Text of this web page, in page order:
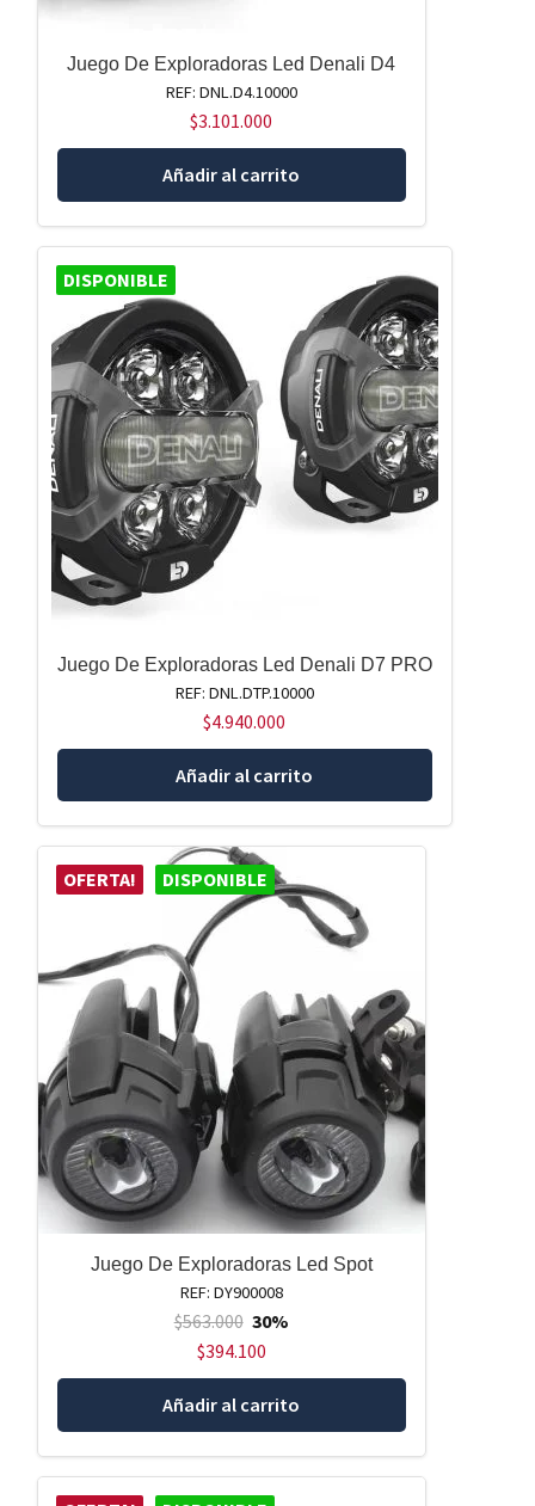
Juego De Exploradoras Led Denali D4
REF: DNL.D4.10000
$3.101.000
Añadir al carrito
DISPONIBLE
Juego De Exploradoras Led Denali D7 PRO
REF: DNL.DTP.10000
$4.940.000
Añadir al carrito
OFERTA! DISPONIBLE
Juego De Exploradoras Led Spot
REF: DY900008
$563.000 30%
$394.100
Añadir al carrito